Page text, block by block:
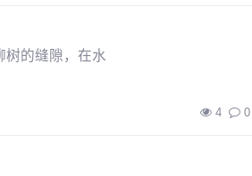
树的缝隙，在水
4 0